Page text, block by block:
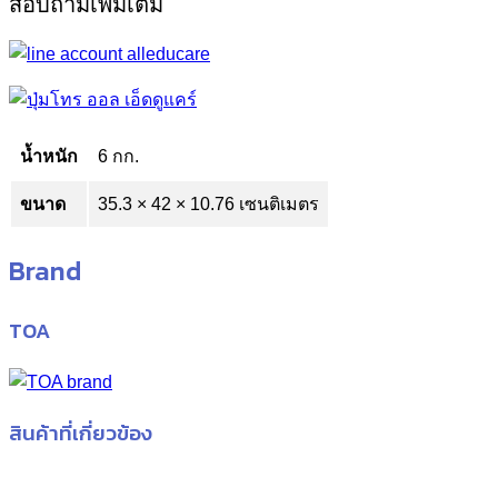
น้ำหนัก 6 กก.
ขนาด 35.3 × 42 × 10.76 เซนติเมตร
Brand
TOA
สินค้าที่เกี่ยวข้อง